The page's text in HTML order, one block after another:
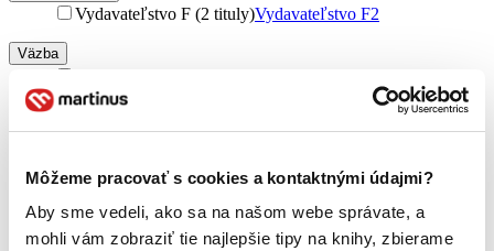
Môžeme pracovať s cookies a kontaktnými údajmi?
Aby sme vedeli, ako sa na našom webe správate, a
mohli vám zobraziť tie najlepšie tipy na knihy, zbierame
Vydavateľstvo F (2 tituly)Vydavateľstvo F2
Väzba
Zúžiť výber
Zoradiť